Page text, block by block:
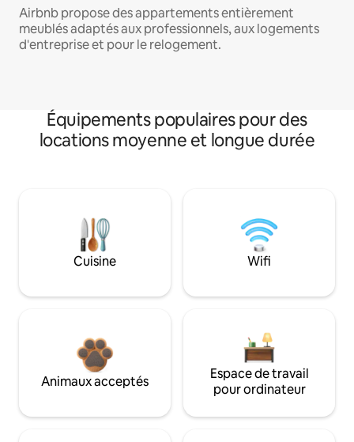
Airbnb propose des appartements entièrement
meublés adaptés aux professionnels, aux logements
d'entreprise et pour le relogement.
Équipements populaires pour des
locations moyenne et longue durée
Cuisine Wifi
Animaux acceptés
Espace de travail
pour ordinateur